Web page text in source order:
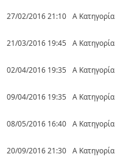
27/02/2016 21:10 Α Κατηγορία
21/03/2016 19:45 Α Κατηγορία
02/04/2016 19:35 Α Κατηγορία
09/04/2016 19:35 Α Κατηγορία
08/05/2016 16:40 Α Κατηγορία
20/09/2016 21:30 Α Κατηγορία